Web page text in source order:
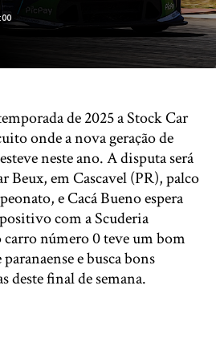
de 2025 a Stock Car
onde a nova geração de
neste ano. A disputa será
em Cascavel (PR), palco
e Cacá Bueno espera
com a Scuderia
número 0 teve um bom
e busca bons
deste final de semana.